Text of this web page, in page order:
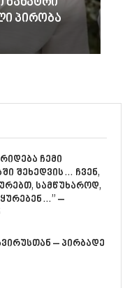
პირობა
ჩემი
შეხედვის… ჩვენ,
სამწუხაროდ,
–
– პირბადე